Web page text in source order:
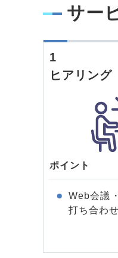
サー
1
ヒアリング
ポイント
Web会議
打ち合わ